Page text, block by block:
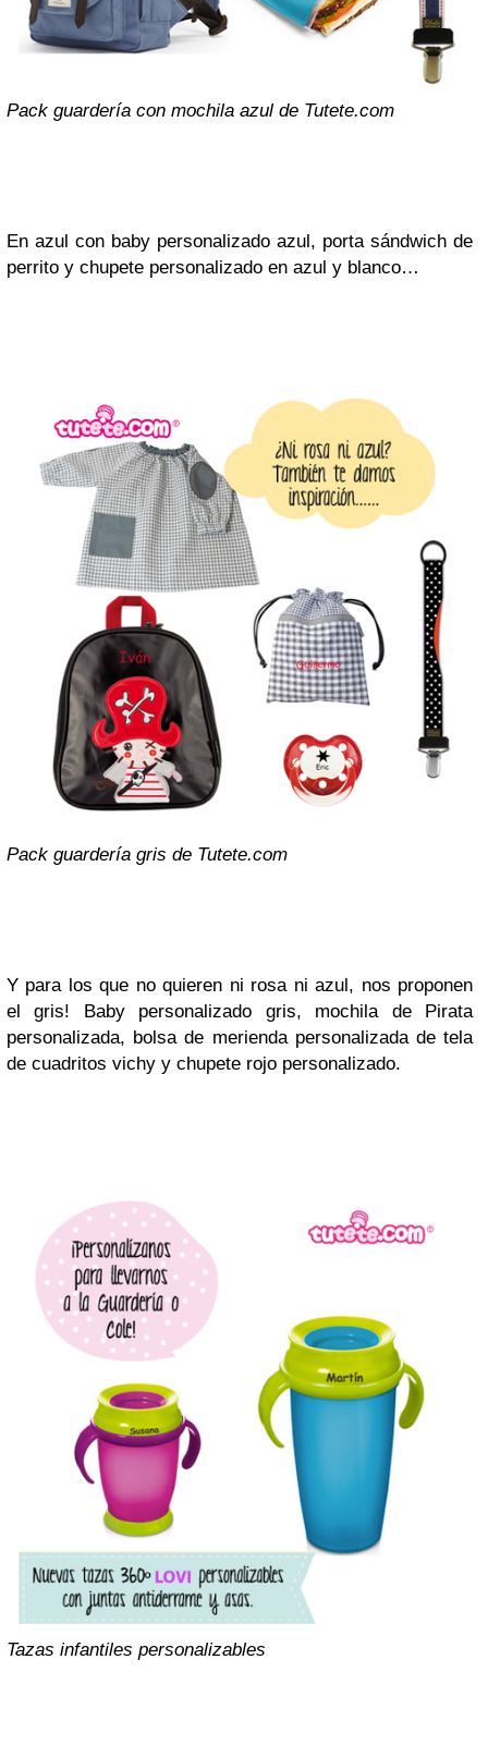
Pack guardería con mochila azul de Tutete.com
En azul con baby personalizado azul, porta sándwich de
perrito y chupete personalizado en azul y blanco…
Pack guardería gris de Tutete.com
Y para los que no quieren ni rosa ni azul, nos proponen
el gris! Baby personalizado gris, mochila de Pirata
personalizada, bolsa de merienda personalizada de tela
de cuadritos vichy y chupete rojo personalizado.
Tazas infantiles personalizables